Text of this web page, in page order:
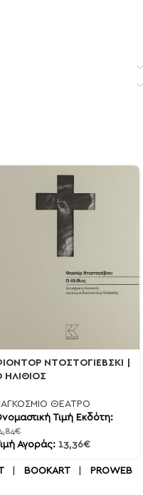
ΝΤΟΣΤΟΓΙΕΒΣΚΙ |
ΗΛΙΘΙΟΣ
ΘΕΑΤΡΟ
Τιμή Εκδότη:
€
Αγοράς: 13,36€
| BOOKART| PROWEB